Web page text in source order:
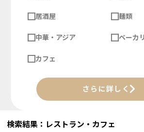
居酒屋 麺類
中華・アジア ベーカ
カフェ
さらに詳しく
検索結果：レストラン・カフェ